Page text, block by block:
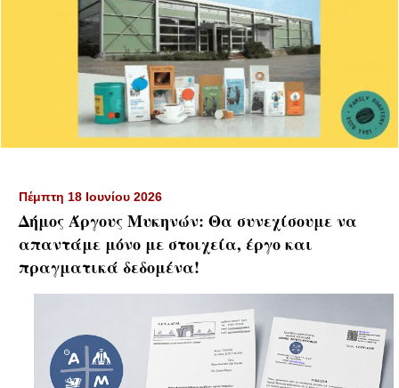
Πέμπτη 18 Ιουνίου 2026
Δήμος Άργους Μυκηνών: Θα συνεχίσουμε να
απαντάμε μόνο με στοιχεία, έργο και
πραγματικά δεδομένα!